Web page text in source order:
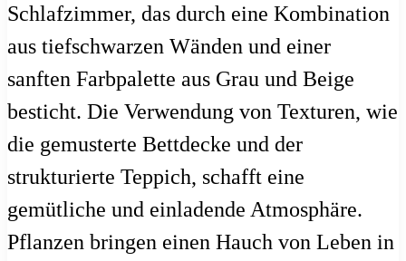
Schlafzimmer, das durch eine Kombination
aus tiefschwarzen Wänden und einer
sanften Farbpalette aus Grau und Beige
besticht. Die Verwendung von Texturen, wie
die gemusterte Bettdecke und der
strukturierte Teppich, schafft eine
gemütliche und einladende Atmosphäre.
Pflanzen bringen einen Hauch von Leben in